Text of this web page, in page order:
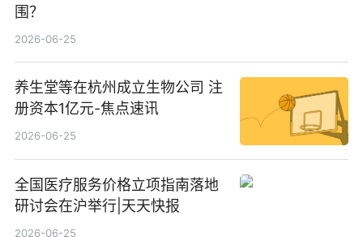
围？
2026-06-25
养生堂等在杭州成立生物公司 注
册资本1亿元-焦点速讯
2026-06-25
全国医疗服务价格立项指南落地
研讨会在沪举行|天天快报
2026-06-25